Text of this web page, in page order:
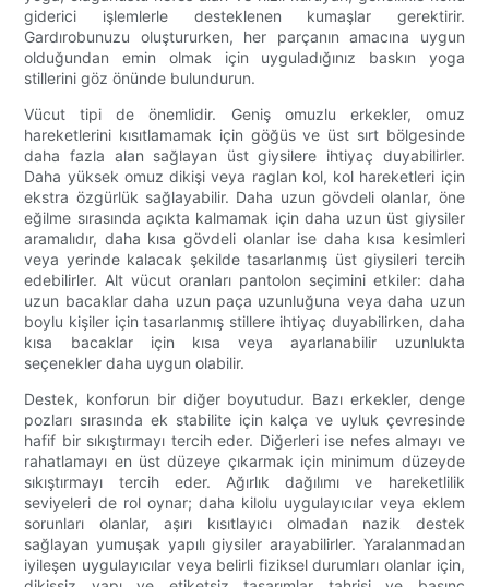
giderici işlemlerle desteklenen kumaşlar gerektirir.
Gardırobunuzu oluştururken, her parçanın amacına uygun
olduğundan emin olmak için uyguladığınız baskın yoga
stillerini göz önünde bulundurun.
Vücut tipi de önemlidir. Geniş omuzlu erkekler, omuz
hareketlerini kısıtlamamak için göğüs ve üst sırt bölgesinde
daha fazla alan sağlayan üst giysilere ihtiyaç duyabilirler.
Daha yüksek omuz dikişi veya raglan kol, kol hareketleri için
ekstra özgürlük sağlayabilir. Daha uzun gövdeli olanlar, öne
eğilme sırasında açıkta kalmamak için daha uzun üst giysiler
aramalıdır, daha kısa gövdeli olanlar ise daha kısa kesimleri
veya yerinde kalacak şekilde tasarlanmış üst giysileri tercih
edebilirler. Alt vücut oranları pantolon seçimini etkiler: daha
uzun bacaklar daha uzun paça uzunluğuna veya daha uzun
boylu kişiler için tasarlanmış stillere ihtiyaç duyabilirken, daha
kısa bacaklar için kısa veya ayarlanabilir uzunlukta
seçenekler daha uygun olabilir.
Destek, konforun bir diğer boyutudur. Bazı erkekler, denge
pozları sırasında ek stabilite için kalça ve uyluk çevresinde
hafif bir sıkıştırmayı tercih eder. Diğerleri ise nefes almayı ve
rahatlamayı en üst düzeye çıkarmak için minimum düzeyde
sıkıştırmayı tercih eder. Ağırlık dağılımı ve hareketlilik
seviyeleri de rol oynar; daha kilolu uygulayıcılar veya eklem
sorunları olanlar, aşırı kısıtlayıcı olmadan nazik destek
sağlayan yumuşak yapılı giysiler arayabilirler. Yaralanmadan
iyileşen uygulayıcılar veya belirli fiziksel durumları olanlar için,